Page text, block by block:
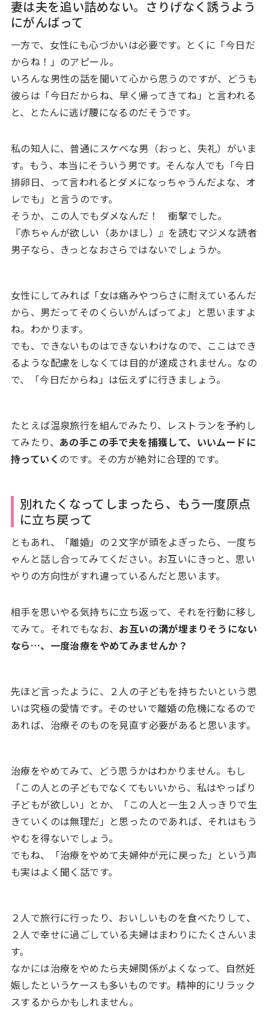
妻は夫を追い詰めない。さりげなく誘うよう
にがんばって
一方で、女性にも心づかいは必要です。とくに「今日だ
からね！」のアピール。
いろんな男性の話を聞いて心から思うのですが、どうも
彼らは「今日だからね、早く帰ってきてね」と言われる
と、とたんに逃げ腰になるのだそうです。
私の知人に、普通にスケベな男（おっと、失礼）がいま
す。もう、本当にそういう男です。そんな人でも「今日
排卵日、って言われるとダメになっちゃうんだよな、オ
レでも」と言うのです。
そうか、この人でもダメなんだ！ 衝撃でした。
『赤ちゃんが欲しい（あかほし）』を読むマジメな読者
男子なら、きっとなおさらではないでしょうか。
女性にしてみれば「女は痛みやつらさに耐えているんだ
から、男だってそのくらいがんばってよ」と思いますよ
ね。わかります。
でも、できないものはできないわけなので、ここはでき
るような配慮をしなくては目的が達成されません。なの
で、「今日だからね」は伝えずに行きましょう。
たとえば温泉旅行を組んでみたり、レストランを予約し
てみたり、 あの手この手で夫を捕獲して、いいムードに
持っていく のです。その方が絶対に合理的です。
別れたくなってしまったら、もう一度原点
に立ち戻って
ともあれ、「離婚」の２文字が頭をよぎったら、一度ち
ゃんと話し合ってみてください。お互いにきっと、思い
やりの方向性がすれ違っているんだと思います。
相手を思いやる気持ちに立ち返って、それを行動に移し
てみて。それでもなお、 お互いの溝が埋まりそうにない
なら…、一度治療をやめてみませんか？
先ほど言ったように、２人の子どもを持ちたいという思
いは究極の愛情です。そのせいで離婚の危機になるので
あれば、治療そのものを見直す必要があると思います。
治療をやめてみて、どう思うかはわかりません。もし
「この人との子どもでなくてもいいから、私はやっぱり
子どもが欲しい」とか、「この人と一生２人っきりで生
きていくのは無理だ」と思ったのであれば、それはもう
やむを得ないでしょう。
でもね、「治療をやめて夫婦仲が元に戻った」という声
も実はよく聞く話です。
２人で旅行に行ったり、おいしいものを食べたりして、
２人で幸せに過ごしている夫婦はまわりにたくさんいま
す。
なかには治療をやめたら夫婦関係がよくなって、自然妊
娠したというケースも多いものです。精神的にリラック
スするからかもしれません。